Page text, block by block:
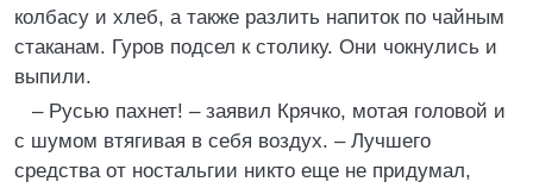
колбасу и хлеб, а также разлить напиток по чайным
стаканам. Гуров подсел к столику. Они чокнулись и
выпили.
– Русью пахнет! – заявил Крячко, мотая головой и
с шумом втягивая в себя воздух. – Лучшего
средства от ностальгии никто еще не придумал,